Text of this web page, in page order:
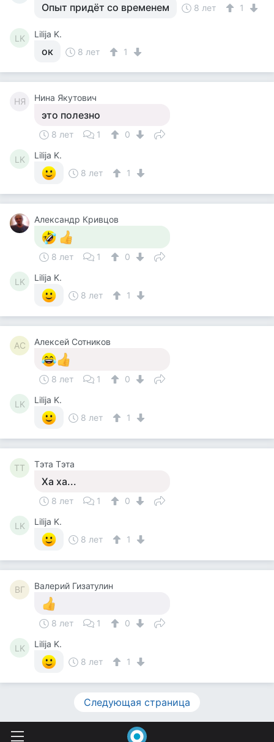
Опыт придёт со временем 8 лет 1
LK Lilija K.
ок 8 лет 1
НЯ Нина Якутович
это полезно
8 лет 1 0
LK
Lilija K.
8 лет
1
Александр Кривцов
8 лет 1 0
LK
Lilija K.
8 лет
1
АС Алексей Сотников
8 лет 1 0
LK
Lilija K.
8 лет
1
ТТ Тэта Тэта
Ха ха...
8 лет 1 0
LK
Lilija K.
8 лет
1
ВГ Валерий Гизатулин
8 лет 1 0
LK
Lilija K.
8 лет
1
Следующая страница